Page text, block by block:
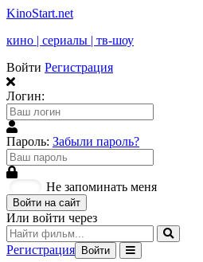
KinoStart.net
кино | сериалы | тв-шоу
Войти Регистрация
Логин:
Пароль: Забыли пароль?
Не запоминать меня
Войти на сайт
Или войти через
Регистрация Войти